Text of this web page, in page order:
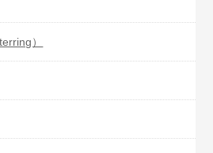
）